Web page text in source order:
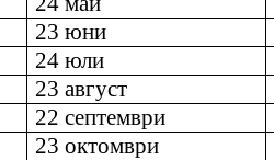
23 юни
24 юли
23 август
22 септември
23 октомври